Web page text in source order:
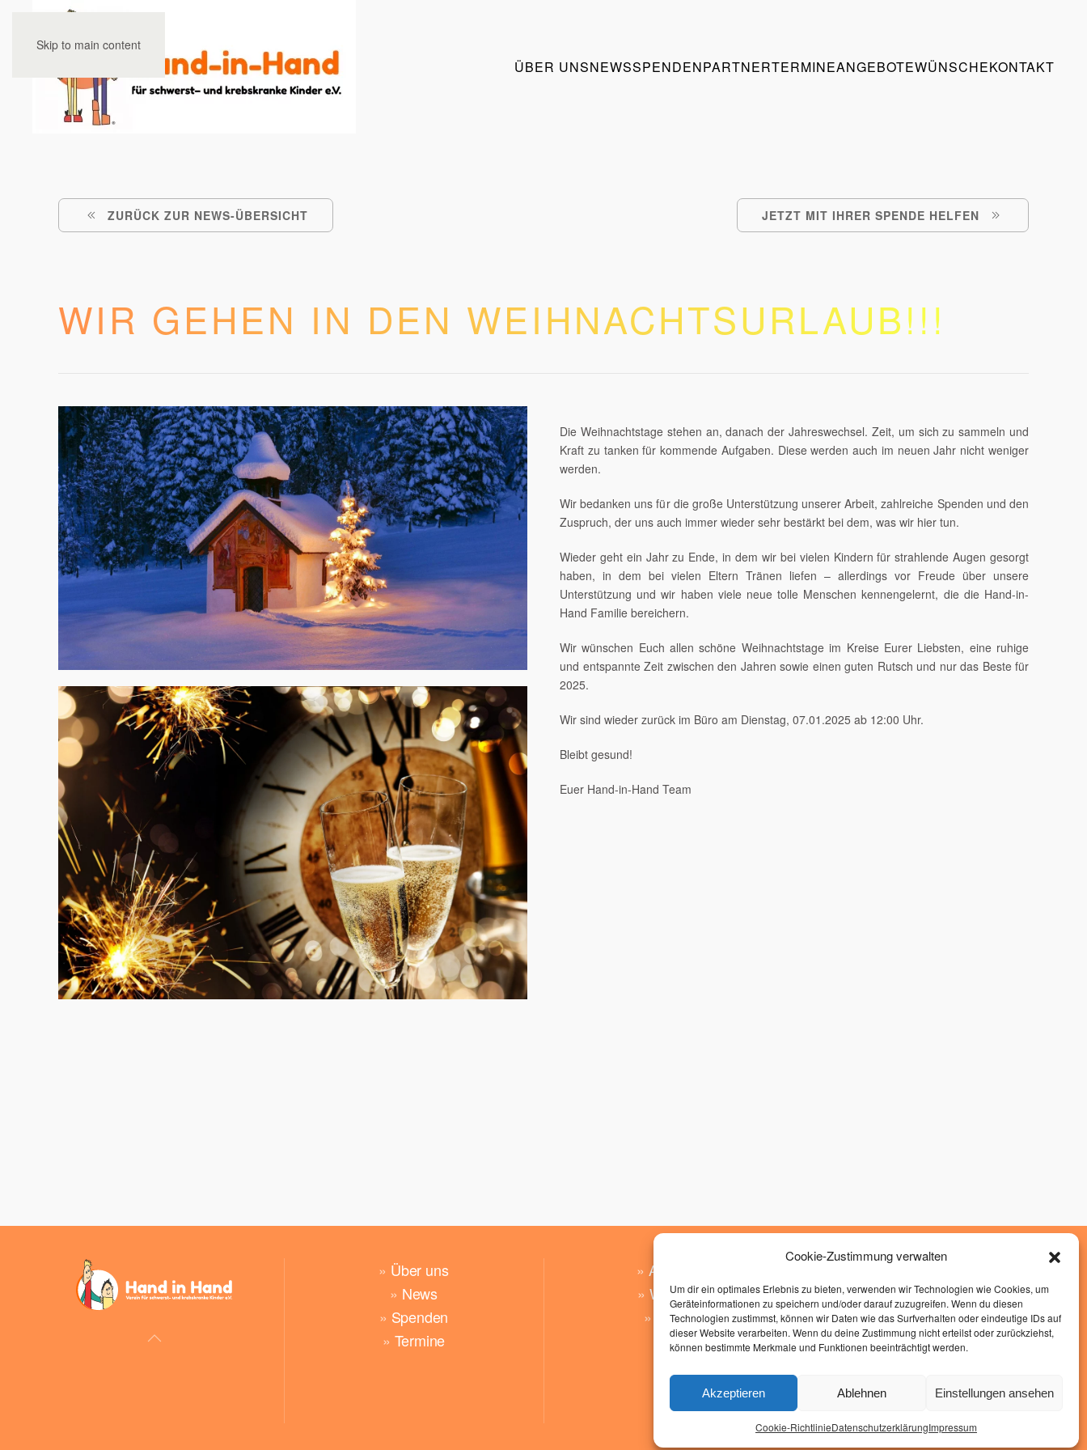
Cookie-Zustimmung verwalten
Um dir ein optimales Erlebnis zu bieten, verwenden wir Technologien wie Cookies, um
Geräteinformationen zu speichern und/oder darauf zuzugreifen. Wenn du diesen
Technologien zustimmst, können wir Daten wie das Surfverhalten oder eindeutige IDs auf
dieser Website verarbeiten. Wenn du deine Zustimmung nicht erteilst oder zurückziehst,
können bestimmte Merkmale und Funktionen beeinträchtigt werden.
Akzeptieren Ablehnen Einstellungen ansehen
Cookie-RichtlinieDatenschutzerklärungImpressum
Skip to main content
ÜBER UNSNEWSSPENDENPARTNERTERMINEANGEBOTEWÜNSCHEKONTAKT
ZURÜCK ZUR NEWS-ÜBERSICHT JETZT MIT IHRER SPENDE HELFEN
WIR GEHEN IN DEN WEIHNACHTSURLAUB!!!
Die Weihnachtstage stehen an, danach der Jahreswechsel. Zeit, um sich zu sammeln und
Kraft zu tanken für kommende Aufgaben. Diese werden auch im neuen Jahr nicht weniger
werden.
Wir bedanken uns für die große Unterstützung unserer Arbeit, zahlreiche Spenden und den
Zuspruch, der uns auch immer wieder sehr bestärkt bei dem, was wir hier tun.
Wieder geht ein Jahr zu Ende, in dem wir bei vielen Kindern für strahlende Augen gesorgt
haben, in dem bei vielen Eltern Tränen liefen – allerdings vor Freude über unsere
Unterstützung und wir haben viele neue tolle Menschen kennengelernt, die die Hand-in-
Hand Familie bereichern.
Wir wünschen Euch allen schöne Weihnachtstage im Kreise Eurer Liebsten, eine ruhige
und entspannte Zeit zwischen den Jahren sowie einen guten Rutsch und nur das Beste für
2025.
Wir sind wieder zurück im Büro am Dienstag, 07.01.2025 ab 12:00 Uhr.
Bleibt gesund!
Euer Hand-in-Hand Team
» Über uns
» News
» Spenden
» Termine
»Angebote
» Wünsche
»
Kontakt
»Datenschutz
»Cockie Richtlinen
Hand-in-Hand
Glauberger Str. 9
Tel.:
06041 8228450